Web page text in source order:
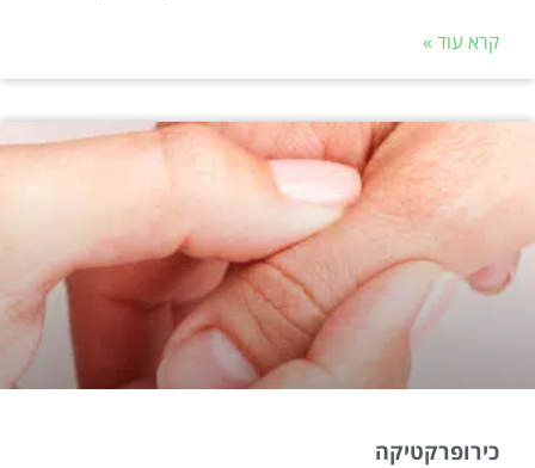
קרא עוד »
כירופרקטיקה